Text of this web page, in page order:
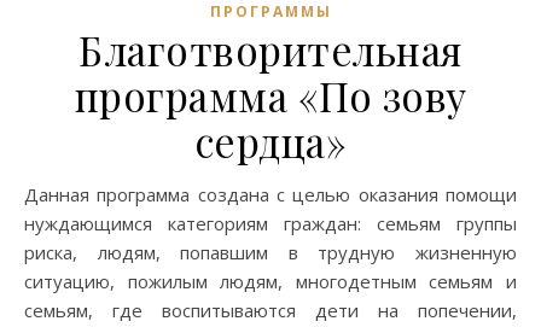
ПРОГРАММЫ
Благотворительная
программа «По зову
сердца»
Данная программа создана с целью оказания помощи
нуждающимся категориям граждан: семьям группы
риска, людям, попавшим в трудную жизненную
ситуацию, пожилым людям, многодетным семьям и
семьям, где воспитываются дети на попечении,